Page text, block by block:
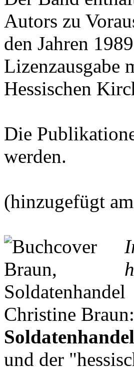
Autors zu
den Jahren
Lizenzausgabe
Hessischen
Die
werden.
(hinzugefügt
Christine Braun:
und der